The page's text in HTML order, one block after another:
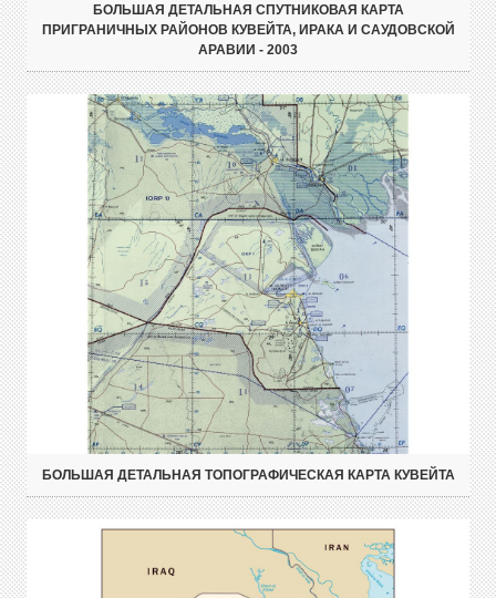
БОЛЬШАЯ ДЕТАЛЬНАЯ СПУТНИКОВАЯ КАРТА
ПРИГРАНИЧНЫХ РАЙОНОВ КУВЕЙТА, ИРАКА И САУДОВСКОЙ
АРАВИИ - 2003
БОЛЬШАЯ ДЕТАЛЬНАЯ ТОПОГРАФИЧЕСКАЯ КАРТА КУВЕЙТА